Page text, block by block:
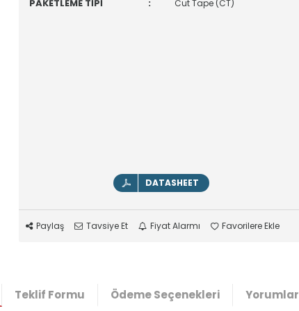
PAKETLEME TİPİ : Cut Tape (CT)
DATASHEET
Paylaş Tavsiye Et Fiyat Alarmı Favorilere Ekle
Teklif Formu Ödeme Seçenekleri Yorumlar